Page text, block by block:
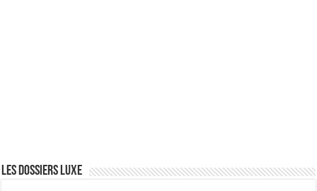
Les dossiers luxe